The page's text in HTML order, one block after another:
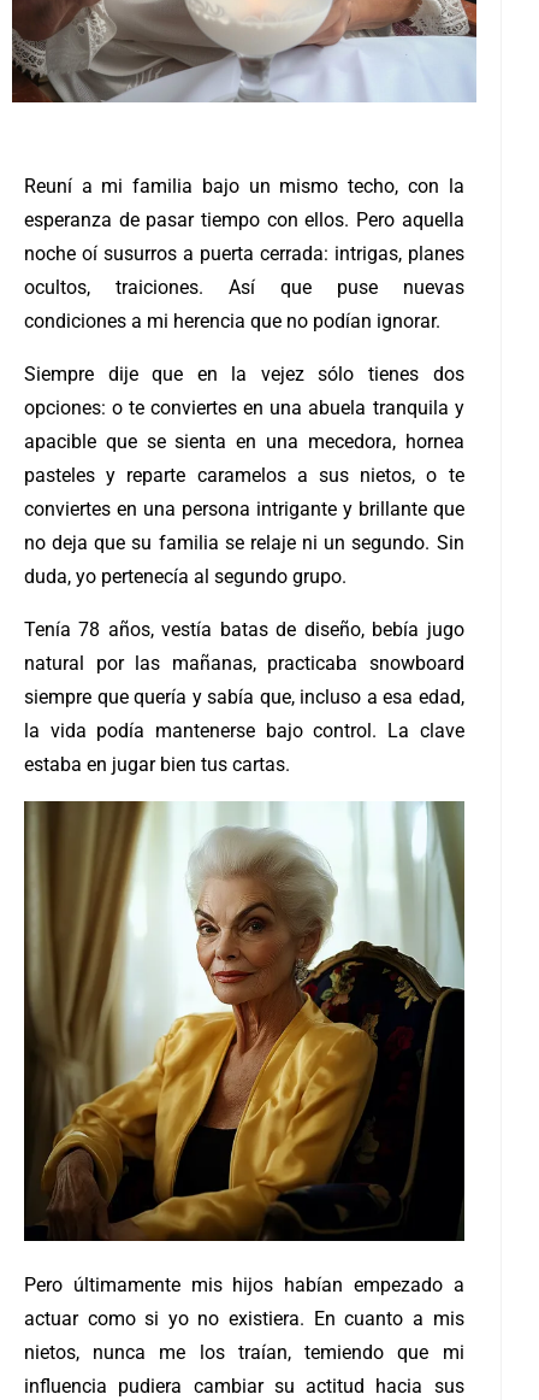
Reuní a mi familia bajo un mismo techo, con la
esperanza de pasar tiempo con ellos. Pero aquella
noche oí susurros a puerta cerrada: intrigas, planes
ocultos, traiciones. Así que puse nuevas
condiciones a mi herencia que no podían ignorar.
Siempre dije que en la vejez sólo tienes dos
opciones: o te conviertes en una abuela tranquila y
apacible que se sienta en una mecedora, hornea
pasteles y reparte caramelos a sus nietos, o te
conviertes en una persona intrigante y brillante que
no deja que su familia se relaje ni un segundo. Sin
duda, yo pertenecía al segundo grupo.
Tenía 78 años, vestía batas de diseño, bebía jugo
natural por las mañanas, practicaba snowboard
siempre que quería y sabía que, incluso a esa edad,
la vida podía mantenerse bajo control. La clave
estaba en jugar bien tus cartas.
Pero últimamente mis hijos habían empezado a
actuar como si yo no existiera. En cuanto a mis
nietos, nunca me los traían, temiendo que mi
influencia pudiera cambiar su actitud hacia sus